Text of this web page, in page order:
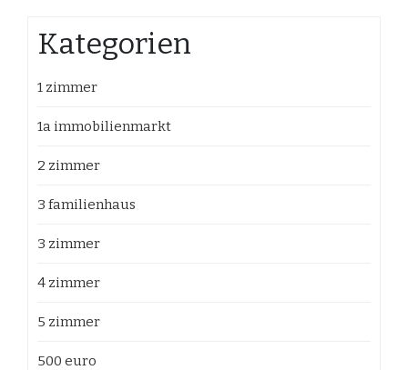
Kategorien
1 zimmer
1a immobilienmarkt
2 zimmer
3 familienhaus
3 zimmer
4 zimmer
5 zimmer
500 euro